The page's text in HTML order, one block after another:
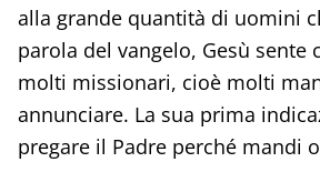
alla grande quantità di uomini
parola del vangelo, Gesù sente
molti missionari, cioè molti
annunciare. La sua prima
pregare il Padre perché mandi